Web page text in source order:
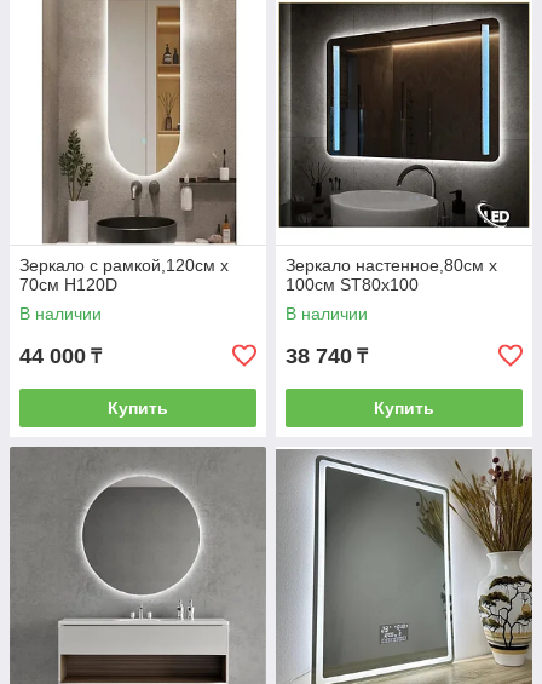
Зеркало с рамкой,120см х
70см H120D
В наличии
44 000 ₸
Купить
Зеркало настенное,80см х
100см ST80х100
В наличии
38 740 ₸
Купить